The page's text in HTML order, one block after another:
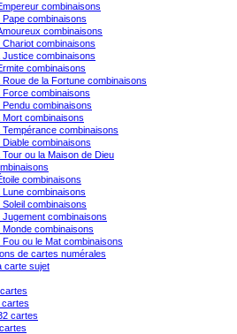
combinaisons
Pape combinaisons
combinaisons
Chariot combinaisons
Justice combinaisons
combinaisons
Roue de la Fortune combinaisons
Force combinaisons
Pendu combinaisons
Mort combinaisons
Tempérance combinaisons
Diable combinaisons
Tour ou la Maison de Dieu
combinaisons
Lune combinaisons
Soleil combinaisons
Jugement combinaisons
Monde combinaisons
Fou ou le Mat combinaisons
de cartes numérales
carte sujet
cartes